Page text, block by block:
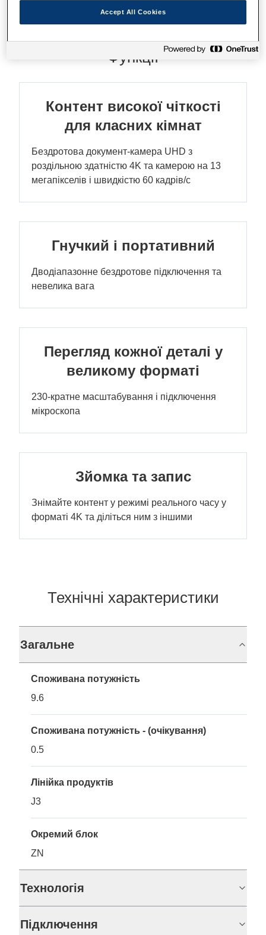
Функції
Контент високої чіткості
для класних кімнат
Бездротова документ-камера UHD з
роздільною здатністю 4K та камерою на 13
мегапікселів і швидкістю 60 кадрів/с
Гнучкий і портативний
Дводіапазонне бездротове підключення та
невелика вага
Перегляд кожної деталі у
великому форматі
230-кратне масштабування і підключення
мікроскопа
Зйомка та запис
Знімайте контент у режимі реального часу у
форматі 4K та діліться ним з іншими
Технічні характеристики
Загальне
Споживана потужність
9.6
Споживана потужність - (очікування)
0.5
Лінійка продуктів
J3
Окремий блок
ZN
Технологія
Підключення
Accept All Cookies